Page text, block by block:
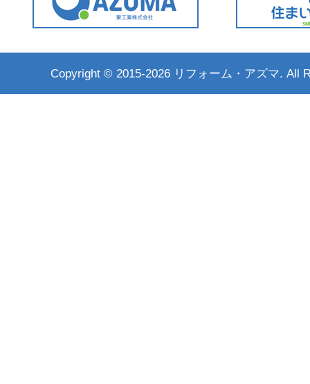
Copyright © 2015-2026 リフォーム・アズマ. All